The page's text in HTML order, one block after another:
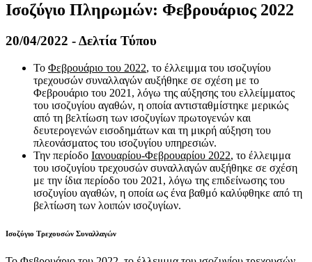
Ισοζύγιο Πληρωμών: Φεβρουάριος 2022
20/04/2022 - Δελτία Τύπου
Το Φεβρουάριο του 2022, το έλλειμμα του ισοζυγίου
τρεχουσών συναλλαγών αυξήθηκε σε σχέση με το
Φεβρουάριο του 2021, λόγω της αύξησης του ελλείμματος
του ισοζυγίου αγαθών, η οποία αντισταθμίστηκε μερικώς
από τη βελτίωση των ισοζυγίων πρωτογενών και
δευτερογενών εισοδημάτων και τη μικρή αύξηση του
πλεονάσματος του ισοζυγίου υπηρεσιών.
Την περίοδο Ιανουαρίου-Φεβρουαρίου 2022, το έλλειμμα
του ισοζυγίου τρεχουσών συναλλαγών αυξήθηκε σε σχέση
με την ίδια περίοδο του 2021, λόγω της επιδείνωσης του
ισοζυγίου αγαθών, η οποία ως ένα βαθμό καλύφθηκε από τη
βελτίωση των λοιπών ισοζυγίων.
Ισοζύγιο Τρεχουσών Συναλλαγών